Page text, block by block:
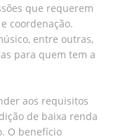
que requerem
coordenação.
entre outras,
para quem tem a
aos requisitos
de baixa renda
O benefício